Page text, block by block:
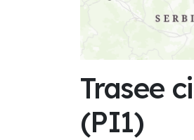
Trasee
(PI1)